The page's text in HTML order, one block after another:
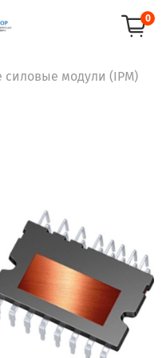
0
силовые модули (IPM)